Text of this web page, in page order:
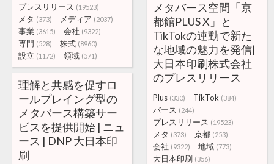
プレスリリース (19523)
メタ (373) メディア (2037)
事業 (3615) 会社 (9322)
専門 (528) 株式 (8960)
設立 (1172) 領域 (571)
メタバース空間「京
都館PLUS X」と
TikTokの連動で新た
な地域の魅力を発信|
大日本印刷株式会社
のプレスリリース
Plus (330) TikTok (384)
バース (244)
プレスリリース (19523)
メタ (373) 京都 (253)
会社 (9322) 地域 (773)
大日本印刷 (356)
理解と共感を促すロ
ールプレイング型の
メタバース構築サー
ビスを提供開始 | ニュ
ース | DNP 大日本印
刷